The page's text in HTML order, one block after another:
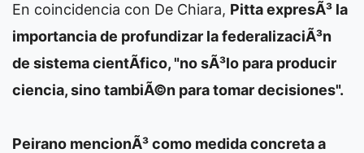
En coincidencia con De Chiara, Pitta expresÃ³ la
importancia de profundizar la federalizaciÃ³n
de sistema cientÃ­fico, "no sÃ³lo para producir
ciencia, sino tambiÃ©n para tomar decisiones".
Peirano mencionÃ³ como medida concreta a